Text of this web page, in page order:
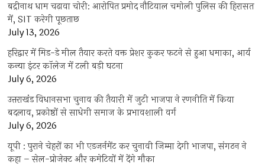
बद्रीनाथ धाम चढ़ावा चोरी: आरोपित प्रमोद नौटियाल चमोली पुलिस की हिरासत
में, SIT करेगी पूछताछ
July 13, 2026
हरिद्वार में मिड-डे मील तैयार करते वक्त प्रेशर कुकर फटने से हुआ धमाका, आर्य
कन्या इंटर कॉलेज में टली बड़ी घटना
July 6, 2026
उत्तराखंंड विधानसभा चुनाव की तैयारी में जुटी भाजपा ने रणनीति में किया
बदलाव, प्रकोष्ठों से साधेगी समाज के प्रभावशाली वर्ग
July 6, 2026
यूपी : पुराने चेहरों का भी एडजर्नमेंट कर चुनावी जिम्मा देगी भाजपा, संगठन ने
कहा – सेल-प्रोजेक्ट और कमेटियों में देंगे मौका